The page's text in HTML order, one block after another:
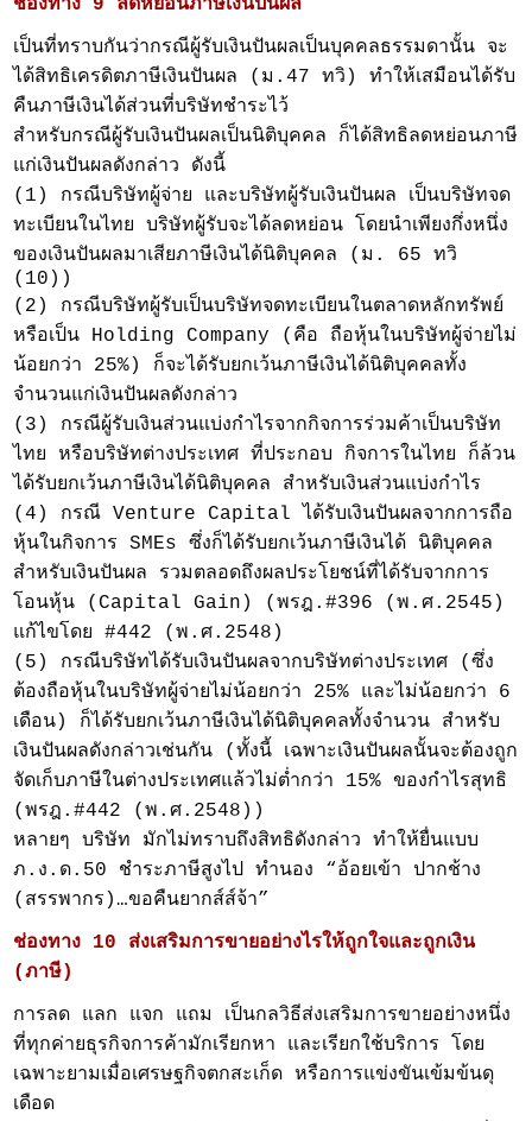
ช่องทาง 9 ลดหย่อนภาษีเงินปันผล
เป็นที่ทราบกันว่ากรณีผู้รับเงินปันผลเป็นบุคคลธรรมดานั้น จะ
ได้สิทธิเครดิตภาษีเงินปันผล (ม.47 ทวิ) ทำให้เสมือนได้รับ
คืนภาษีเงินได้ส่วนที่บริษัทชำระไว้
สำหรับกรณีผู้รับเงินปันผลเป็นนิติบุคคล ก็ได้สิทธิลดหย่อนภาษี
แก่เงินปันผลดังกล่าว ดังนี้
(1) กรณีบริษัทผู้จ่าย และบริษัทผู้รับเงินปันผล เป็นบริษัทจด
ทะเบียนในไทย บริษัทผู้รับจะได้ลดหย่อน โดยนำเพียงกึ่งหนึ่ง
ของเงินปันผลมาเสียภาษีเงินได้นิติบุคคล (ม. 65 ทวิ
(10))
(2) กรณีบริษัทผู้รับเป็นบริษัทจดทะเบียนในตลาดหลักทรัพย์
หรือเป็น Holding Company (คือ ถือหุ้นในบริษัทผู้จ่ายไม่
น้อยกว่า 25%) ก็จะได้รับยกเว้นภาษีเงินได้นิติบุคคลทั้ง
จำนวนแก่เงินปันผลดังกล่าว
(3) กรณีผู้รับเงินส่วนแบ่งกำไรจากกิจการร่วมค้าเป็นบริษัท
ไทย หรือบริษัทต่างประเทศ ที่ประกอบ กิจการในไทย ก็ล้วน
ได้รับยกเว้นภาษีเงินได้นิติบุคคล สำหรับเงินส่วนแบ่งกำไร
(4) กรณี Venture Capital ได้รับเงินปันผลจากการถือ
หุ้นในกิจการ SMEs ซึ่งก็ได้รับยกเว้นภาษีเงินได้ นิติบุคคล
สำหรับเงินปันผล รวมตลอดถึงผลประโยชน์ที่ได้รับจากการ
โอนหุ้น (Capital Gain) (พรฎ.#396 (พ.ศ.2545)
แก้ไขโดย #442 (พ.ศ.2548)
(5) กรณีบริษัทได้รับเงินปันผลจากบริษัทต่างประเทศ (ซึ่ง
ต้องถือหุ้นในบริษัทผู้จ่ายไม่น้อยกว่า 25% และไม่น้อยกว่า 6
เดือน) ก็ได้รับยกเว้นภาษีเงินได้นิติบุคคลทั้งจำนวน สำหรับ
เงินปันผลดังกล่าวเช่นกัน (ทั้งนี้ เฉพาะเงินปันผลนั้นจะต้องถูก
จัดเก็บภาษีในต่างประเทศแล้วไม่ต่ำกว่า 15% ของกำไรสุทธิ
(พรฎ.#442 (พ.ศ.2548))
หลายๆ บริษัท มักไม่ทราบถึงสิทธิดังกล่าว ทำให้ยื่นแบบ
ภ.ง.ด.50 ชำระภาษีสูงไป ทำนอง “อ้อยเข้า ปากช้าง
(สรรพากร)…ขอคืนยากส์ส์จ้า”
ช่องทาง 10 ส่งเสริมการขายอย่างไรให้ถูกใจและถูกเงิน
(ภาษี)
การลด แลก แจก แถม เป็นกลวิธีส่งเสริมการขายอย่างหนึ่ง
ที่ทุกค่ายธุรกิจการค้ามักเรียกหา และเรียกใช้บริการ โดย
เฉพาะยามเมื่อเศรษฐกิจตกสะเก็ด หรือการแข่งขันเข้มข้นดุ
เดือด